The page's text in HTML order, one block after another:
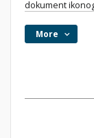
dokument
More